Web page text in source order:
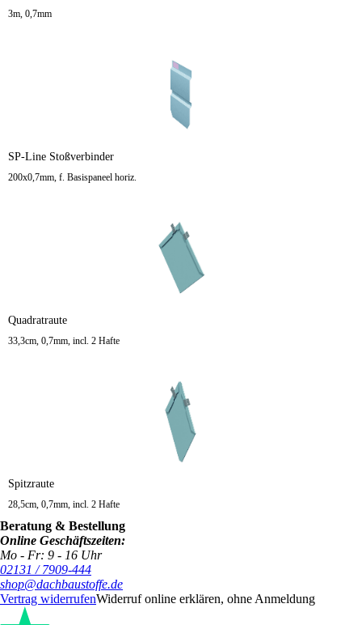
3m, 0,7mm
SP-Line Stoßverbinder
200x0,7mm, f. Basispaneel horiz.
Quadratraute
33,3cm, 0,7mm, incl. 2 Hafte
Spitzraute
28,5cm, 0,7mm, incl. 2 Hafte
Beratung & Bestellung
Online Geschäftszeiten:
Mo - Fr: 9 - 16 Uhr
02131 / 7909-444
shop@dachbaustoffe.de
Vertrag widerrufenWiderruf online erklären, ohne Anmeldung